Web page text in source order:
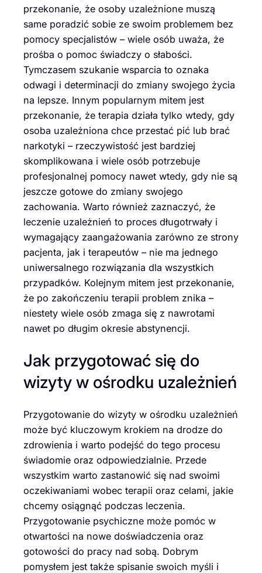
przekonanie, że osoby uzależnione muszą
same poradzić sobie ze swoim problemem bez
pomocy specjalistów – wiele osób uważa, że
prośba o pomoc świadczy o słabości.
Tymczasem szukanie wsparcia to oznaka
odwagi i determinacji do zmiany swojego życia
na lepsze. Innym popularnym mitem jest
przekonanie, że terapia działa tylko wtedy, gdy
osoba uzależniona chce przestać pić lub brać
narkotyki – rzeczywistość jest bardziej
skomplikowana i wiele osób potrzebuje
profesjonalnej pomocy nawet wtedy, gdy nie są
jeszcze gotowe do zmiany swojego
zachowania. Warto również zaznaczyć, że
leczenie uzależnień to proces długotrwały i
wymagający zaangażowania zarówno ze strony
pacjenta, jak i terapeutów – nie ma jednego
uniwersalnego rozwiązania dla wszystkich
przypadków. Kolejnym mitem jest przekonanie,
że po zakończeniu terapii problem znika –
niestety wiele osób zmaga się z nawrotami
nawet po długim okresie abstynencji.
Jak przygotować się do
wizyty w ośrodku uzależnień
Przygotowanie do wizyty w ośrodku uzależnień
może być kluczowym krokiem na drodze do
zdrowienia i warto podejść do tego procesu
świadomie oraz odpowiedzialnie. Przede
wszystkim warto zastanowić się nad swoimi
oczekiwaniami wobec terapii oraz celami, jakie
chcemy osiągnąć podczas leczenia.
Przygotowanie psychiczne może pomóc w
otwartości na nowe doświadczenia oraz
gotowości do pracy nad sobą. Dobrym
pomysłem jest także spisanie swoich myśli i